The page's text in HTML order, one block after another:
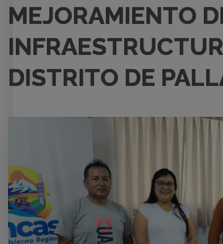
MEJORAMIENTO
DISTRITO DE